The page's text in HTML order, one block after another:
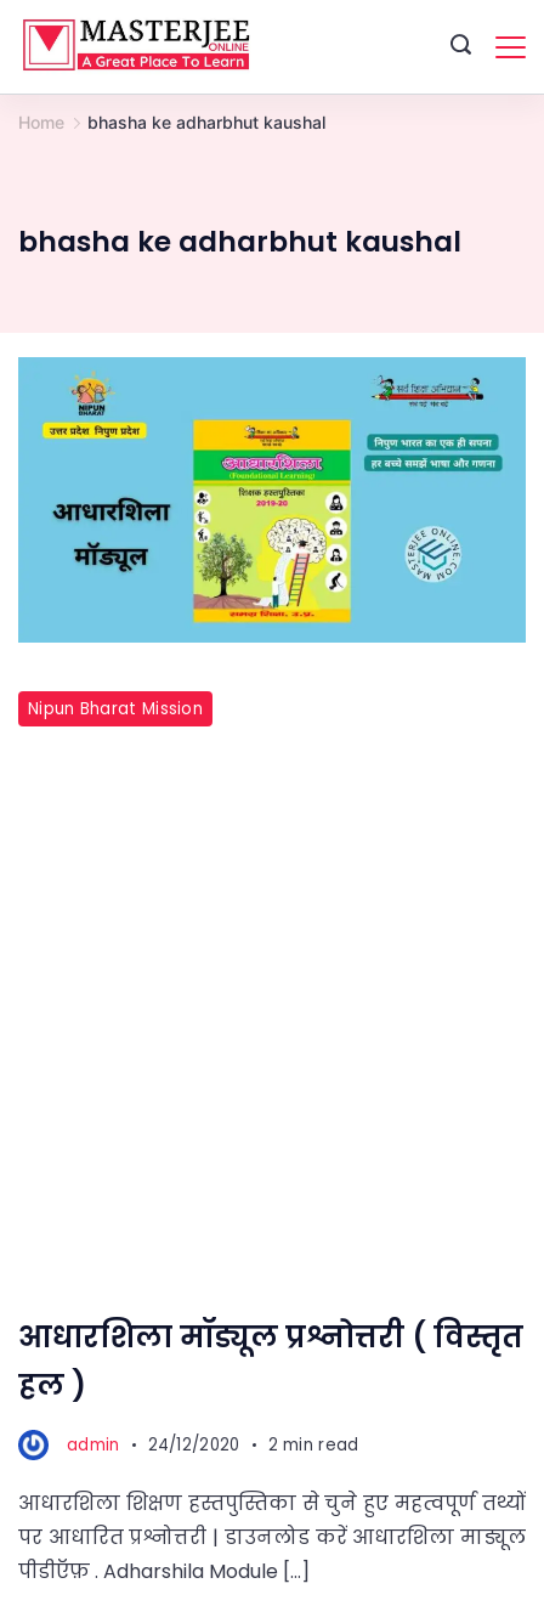
Skip
content
Home bhasha ke adharbhut kaushal
bhasha ke adharbhut kaushal
Nipun Bharat Mission
आधारशिला मॉड्यूल प्रश्नोत्तरी ( विस्तृत
हल )
admin 24/12/2020 2 min read
आधारशिला शिक्षण हस्तपुस्तिका से चुने हुए महत्वपूर्ण तथ्यों
पर आधारित प्रश्नोत्तरी | डाउनलोड करें आधारशिला माड्यूल
पीडीऍफ़ . Adharshila Module […]